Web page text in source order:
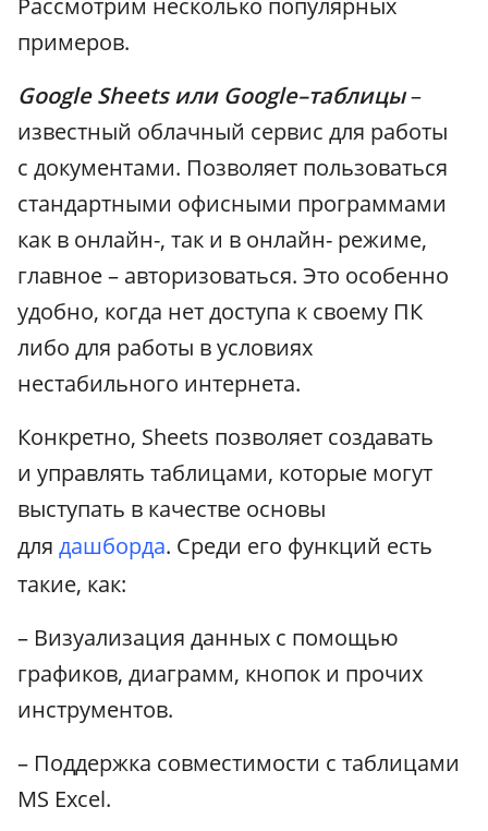
Рассмотрим несколько популярных
примеров.
Google Sheets или Google–таблицы–
известный облачный сервис для работы
с документами. Позволяет пользоваться
стандартными офисными программами
как в онлайн-, так и в онлайн- режиме,
главное – авторизоваться. Это особенно
удобно, когда нет доступа к своему ПК
либо для работы в условиях
нестабильного интернета.
Конкретно, Sheets позволяет создавать
и управлять таблицами, которые могут
выступать в качестве основы
для дашборда. Среди его функций есть
такие, как:
– Визуализация данных с помощью
графиков, диаграмм, кнопок и прочих
инструментов.
– Поддержка совместимости с таблицами
MS Excel.